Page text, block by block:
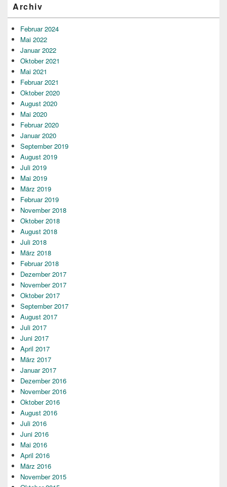
Archiv
Februar 2024
Mai 2022
Januar 2022
Oktober 2021
Mai 2021
Februar 2021
Oktober 2020
August 2020
Mai 2020
Februar 2020
Januar 2020
September 2019
August 2019
Juli 2019
Mai 2019
März 2019
Februar 2019
November 2018
Oktober 2018
August 2018
Juli 2018
März 2018
Februar 2018
Dezember 2017
November 2017
Oktober 2017
September 2017
August 2017
Juli 2017
Juni 2017
April 2017
März 2017
Januar 2017
Dezember 2016
November 2016
Oktober 2016
August 2016
Juli 2016
Juni 2016
Mai 2016
April 2016
März 2016
November 2015